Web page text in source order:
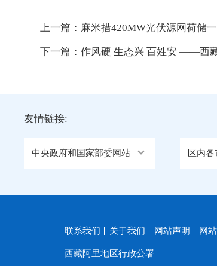
上一篇： 麻米措420MW光伏源网荷储
下一篇：作风硬 生态兴 百姓安 ——西
友情链接:
中央政府和国家部委网站 区内
联系我们 关于我们 网站声明 网
西藏阿里地区行政公署